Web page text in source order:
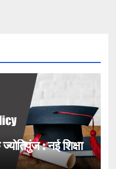
: नई शिक्षा